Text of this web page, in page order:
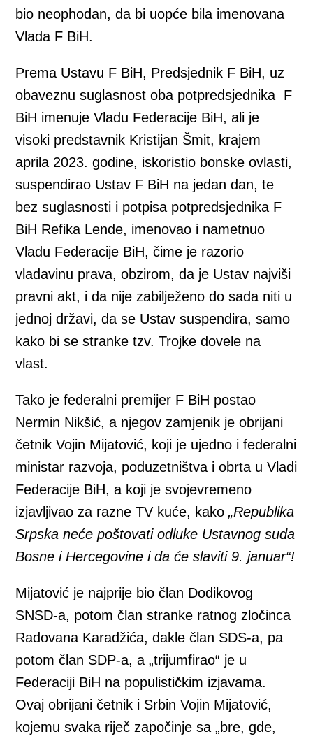
bio neophodan, da bi uopće bila imenovana
Vlada F BiH.
Prema Ustavu F BiH, Predsjednik F BiH, uz
obaveznu suglasnost oba potpredsjednika F
BiH imenuje Vladu Federacije BiH, ali je
visoki predstavnik Kristijan Šmit, krajem
aprila 2023. godine, iskoristio bonske ovlasti,
suspendirao Ustav F BiH na jedan dan, te
bez suglasnosti i potpisa potpredsjednika F
BiH Refika Lende, imenovao i nametnuo
Vladu Federacije BiH, čime je razorio
vladavinu prava, obzirom, da je Ustav najviši
pravni akt, i da nije zabilježeno do sada niti u
jednoj državi, da se Ustav suspendira, samo
kako bi se stranke tzv. Trojke dovele na
vlast.
Tako je federalni premijer F BiH postao
Nermin Nikšić, a njegov zamjenik je obrijani
četnik Vojin Mijatović, koji je ujedno i federalni
ministar razvoja, poduzetništva i obrta u Vladi
Federacije BiH, a koji je svojevremeno
izjavljivao za razne TV kuće, kako„Republika
Srpska neće poštovati odluke Ustavnog suda
Bosne i Hercegovine i da će slaviti 9. januar“!
Mijatović je najprije bio član Dodikovog
SNSD-a, potom član stranke ratnog zločinca
Radovana Karadžića, dakle član SDS-a, pa
potom član SDP-a, a „trijumfirao“ je u
Federaciji BiH na populističkim izjavama.
Ovaj obrijani četnik i Srbin Vojin Mijatović,
kojemu svaka riječ započinje sa „bre, gde,